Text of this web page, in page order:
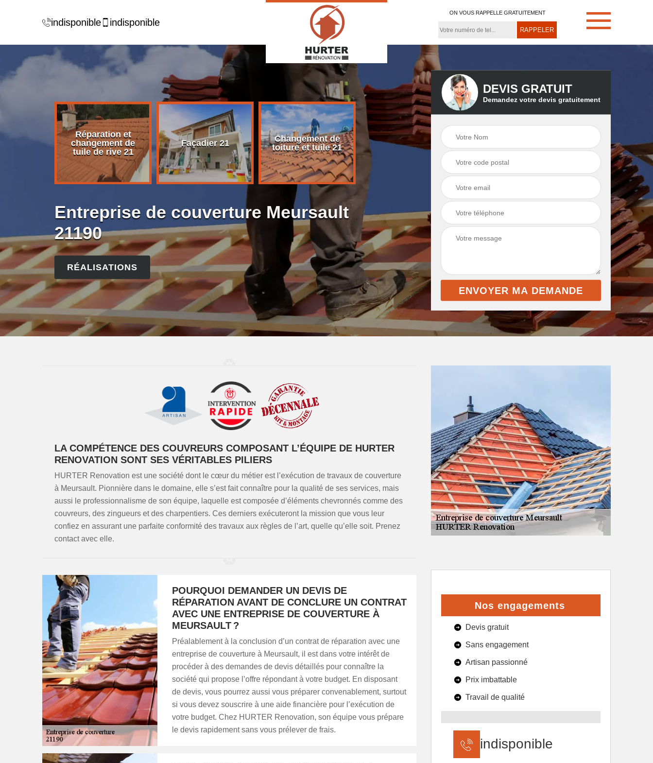
indisponible indisponible
ON VOUS RAPPELLE GRATUITEMENT
de
Réparation et
changement de
tuile de rive 21
Façadier 21
Changement de
toiture et tuile 21
Rénovation de
toiture 21
Démoussage de
toiture 21
Couvreur zingueur
21
Entreprise de couverture Meursault
21190
RÉALISATIONS
DEVIS GRATUIT
Demandez votre devis gratuitement
LA COMPÉTENCE DES COUVREURS COMPOSANT L’ÉQUIPE DE HURTER
RENOVATION SONT SES VÉRITABLES PILIERS
HURTER Renovation est une société dont le cœur du métier est l’exécution de travaux de couverture
à Meursault. Pionnière dans le domaine, elle s’est fait connaître pour la qualité de ses services, mais
aussi le professionnalisme de son équipe, laquelle est composée d’éléments chevronnés comme des
couvreurs, des zingueurs et des charpentiers. Ces derniers exécuteront la mission que vous leur
confiez en assurant une parfaite conformité des travaux aux règles de l’art, quelle qu’elle soit. Prenez
contact avec elle.
POURQUOI DEMANDER UN DEVIS DE
RÉPARATION AVANT DE CONCLURE UN CONTRAT
AVEC UNE ENTREPRISE DE COUVERTURE À
MEURSAULT ?
Préalablement à la conclusion d’un contrat de réparation avec une
entreprise de couverture à Meursault, il est dans votre intérêt de
procéder à des demandes de devis détaillés pour connaître la
société qui propose l’offre répondant à votre budget. En disposant
de devis, vous pourrez aussi vous préparer convenablement, surtout
si vous devez souscrire à une aide financière pour l’exécution de
votre budget. Chez HURTER Renovation, son équipe vous prépare
le devis rapidement sans vous prélever de frais.
Nos engagements
Devis gratuit
Sans engagement
Artisan passionné
Prix imbattable
Travail de qualité
indisponible